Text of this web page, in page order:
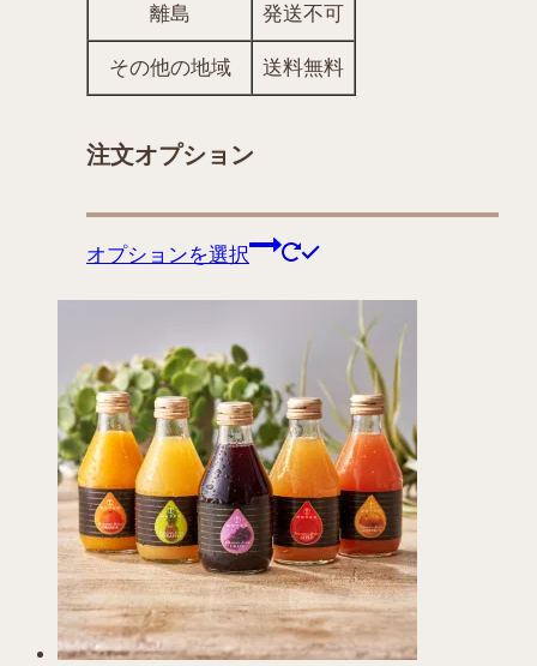
離島 発送不可
その他の地域 送料無料
注文オプション
オプションを選択
こ
商
は
複
数
の
バ
リ
エ
ー